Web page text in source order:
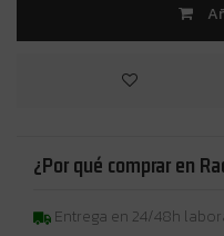
¿Por qué comprar en
Entrega en 24/48h